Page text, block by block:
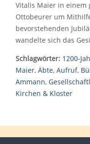
Vitalis Maier in einem
Ottobeurer um
bevorstehenden
wandelte sich das
Schlagwörter: 1200-
Maier, Äbte, Aufruf,
Ammann,
Kirchen & Kloster